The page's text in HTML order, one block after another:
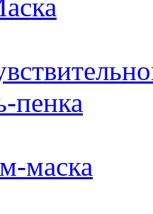
пенка
маска